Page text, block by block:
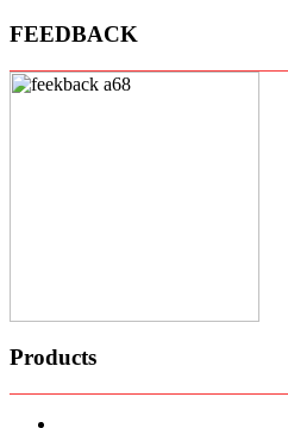
FEEDBACK
Products